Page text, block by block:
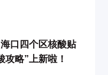
口四个区核酸贴
攻略”上新啦！